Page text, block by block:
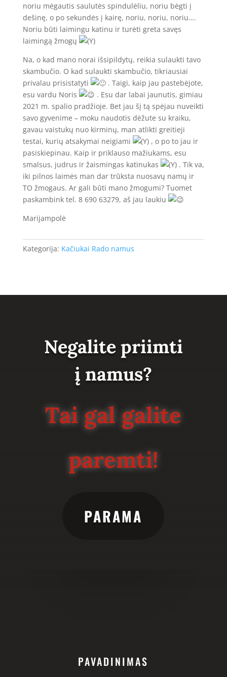
noriu mėgautis saulutės spindulėliu, noriu bėgti į
dešinę, o po sekundės į kairę, noriu, noriu, noriu….
Noriu būti laimingu katinu ir turėti greta savęs
laimingą žmogų
Na, o kad mano norai išsipildytų, reikia sulaukti tavo
skambučio. O kad sulaukti skambučio, tikriausiai
privalau prisistatyti
. Taigi, kaip jau pastebėjote,
esu vardu Noris
. Esu dar labai jaunutis, gimiau
2021 m. spalio pradžioje. Bet jau šį tą spėjau nuveikti
savo gyvenime – moku naudotis dėžute su kraiku,
gavau vaistukų nuo kirminų, man atlikti greitieji
testai, kurių atsakymai neigiami
, o po to jau ir
pasiskiepinau. Kaip ir priklauso mažiukams, esu
smalsus, judrus ir žaismingas katinukas
. Tik va,
iki pilnos laimės man dar trūksta nuosavų namų ir
TO žmogaus. Ar gali būti mano žmogumi? Tuomet
paskambink tel. 8 690 63279, aš jau laukiu
Marijampolė
Kategorija: Kačiukai Rado namus
Negalite priimti
į namus?
Tai gal galite
paremti!
PARAMA
PAVADINIMAS